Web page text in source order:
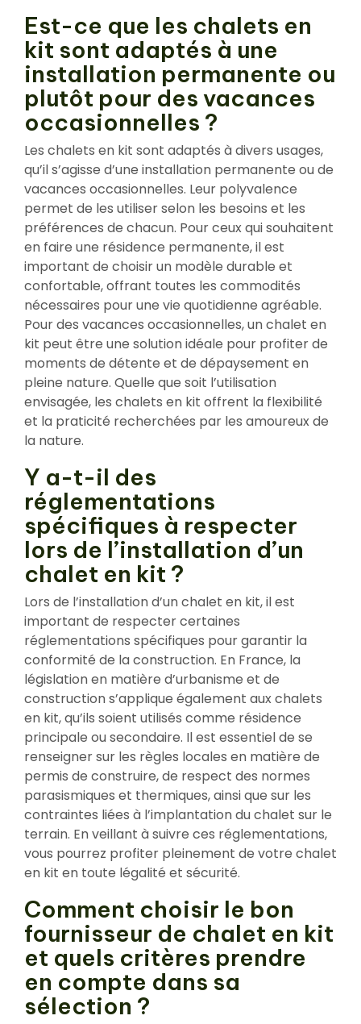
Est-ce que les chalets en
kit sont adaptés à une
installation permanente ou
plutôt pour des vacances
occasionnelles ?
Les chalets en kit sont adaptés à divers usages,
qu’il s’agisse d’une installation permanente ou de
vacances occasionnelles. Leur polyvalence
permet de les utiliser selon les besoins et les
préférences de chacun. Pour ceux qui souhaitent
en faire une résidence permanente, il est
important de choisir un modèle durable et
confortable, offrant toutes les commodités
nécessaires pour une vie quotidienne agréable.
Pour des vacances occasionnelles, un chalet en
kit peut être une solution idéale pour profiter de
moments de détente et de dépaysement en
pleine nature. Quelle que soit l’utilisation
envisagée, les chalets en kit offrent la flexibilité
et la praticité recherchées par les amoureux de
la nature.
Y a-t-il des
réglementations
spécifiques à respecter
lors de l’installation d’un
chalet en kit ?
Lors de l’installation d’un chalet en kit, il est
important de respecter certaines
réglementations spécifiques pour garantir la
conformité de la construction. En France, la
législation en matière d’urbanisme et de
construction s’applique également aux chalets
en kit, qu’ils soient utilisés comme résidence
principale ou secondaire. Il est essentiel de se
renseigner sur les règles locales en matière de
permis de construire, de respect des normes
parasismiques et thermiques, ainsi que sur les
contraintes liées à l’implantation du chalet sur le
terrain. En veillant à suivre ces réglementations,
vous pourrez profiter pleinement de votre chalet
en kit en toute légalité et sécurité.
Comment choisir le bon
fournisseur de chalet en kit
et quels critères prendre
en compte dans sa
sélection ?